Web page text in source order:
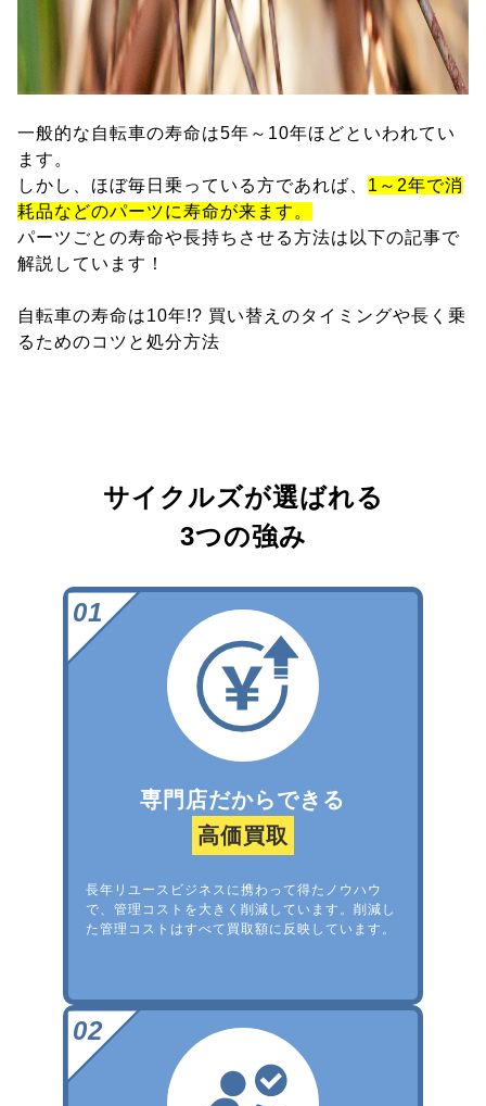
一般的な自転車の寿命は5年～10年ほどといわれてい
ます。
しかし、ほぼ毎日乗っている方であれば、 1～2年で消
耗品などのパーツに寿命が来ます。
パーツごとの寿命や長持ちさせる方法は以下の記事で
解説しています！
自転車の寿命は10年!? 買い替えのタイミングや長く乗
るためのコツと処分方法
サイクルズが選ばれる
3つの強み
専門店だからできる
高価買取
長年リユースビジネスに携わって得たノウハウ
で、管理コストを大きく削減しています。削減し
た管理コストはすべて買取額に反映しています。